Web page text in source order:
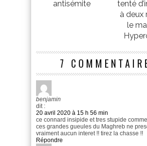
antisémite
tenté
à deux
le
7
benjamin
dit :
20 avril 2020 à 15 h 56 min
ce connard insipide et tres stupide
ces grandes gueules du Maghreb ne
vraiment aucun interet !! tirez la chasse !!
Répondre